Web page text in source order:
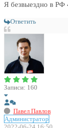
Я безвыездно в РФ
Ответить
Записи: 160
Павел Павлов
Администратор